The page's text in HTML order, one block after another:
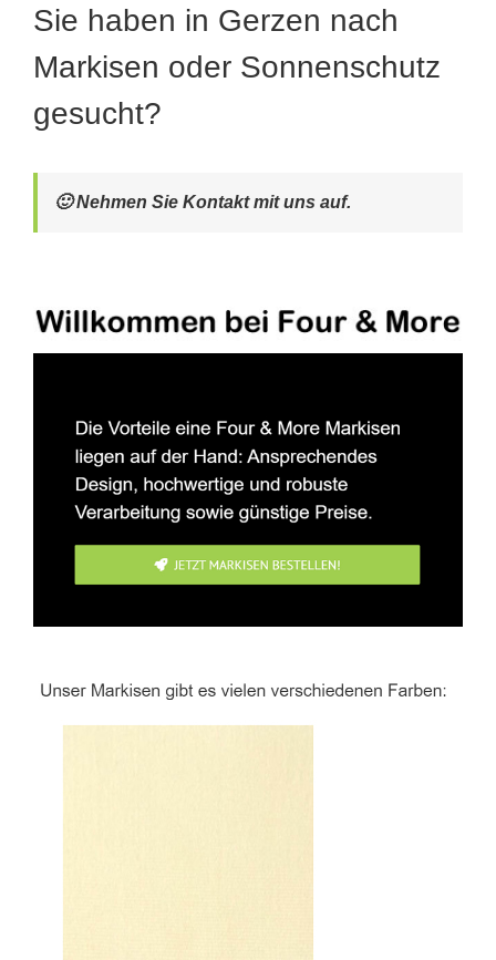
Sie haben in Gerzen nach
Markisen oder Sonnenschutz
gesucht?
🙂 Nehmen Sie Kontakt mit uns auf.